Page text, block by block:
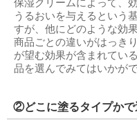
保湿クリームによって、
うるおいを与えるという
すが、他にどのような効
商品ごとの違いがはっき
が望む効果が含まれてい
品を選んでみてはいかが
②どこに塗るタイプかで